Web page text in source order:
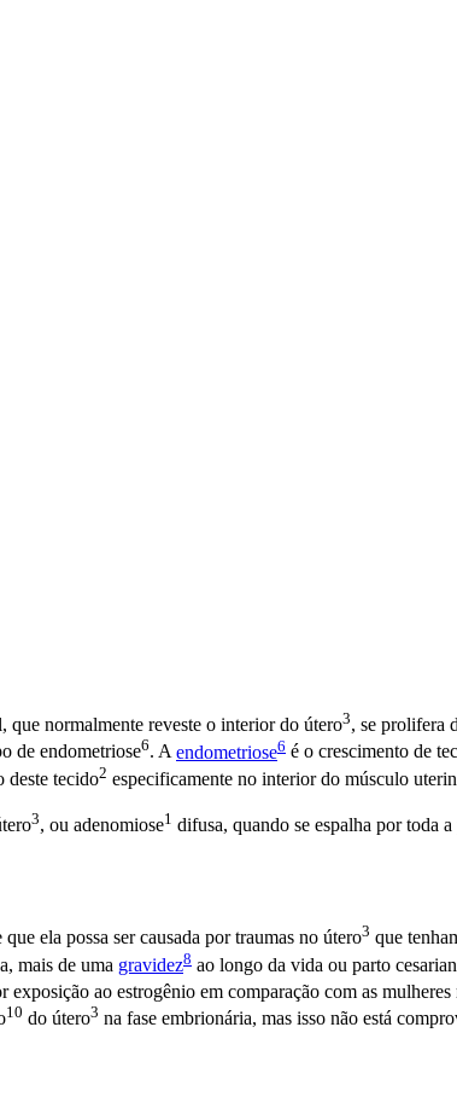
que normalmente reveste o interior do útero3, se prolifera
de endometriose6. Aendometriose6 é o crescimento de
deste tecido2 especificamente no interior do músculo
3, ou adenomiose1 difusa, quando se espalha por toda a
ela possa ser causada por traumas no útero3 que
mais de uma gravidez8 ao longo da vida ou parto
ao estrogênio em comparação com as
10 do útero3 na fase embrionária, mas isso não está